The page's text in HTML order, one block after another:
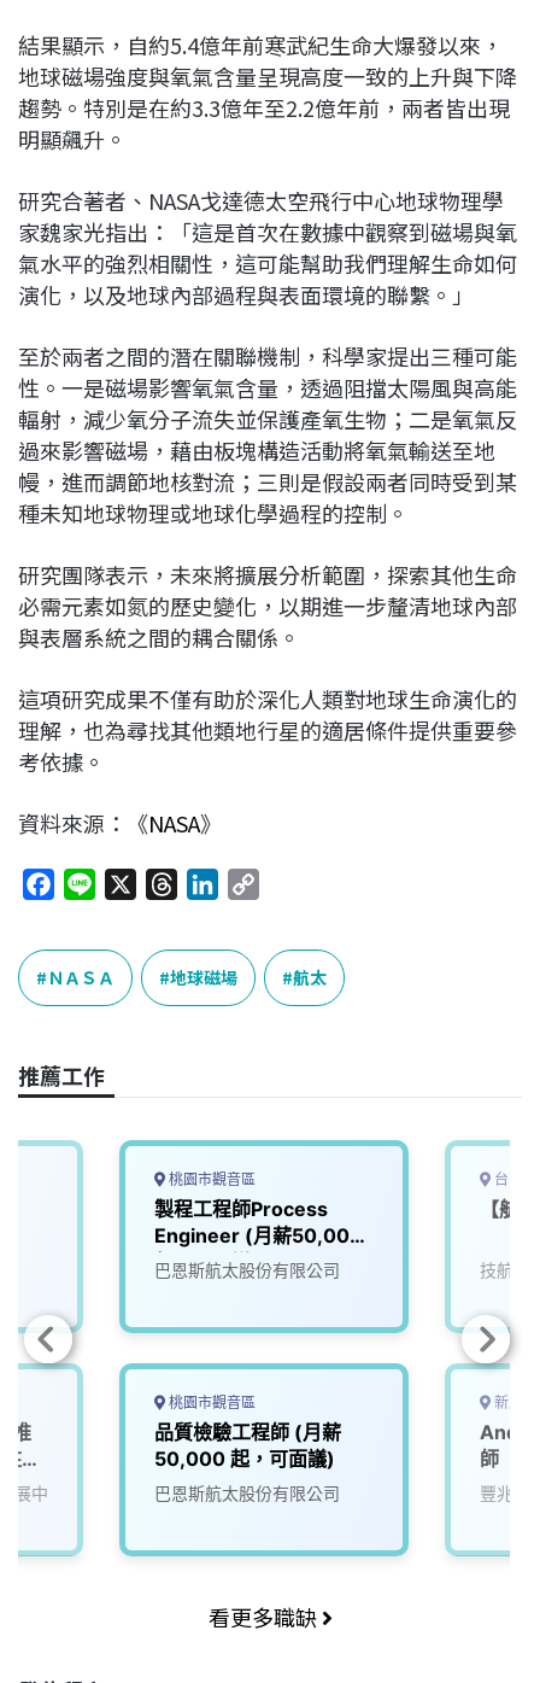
結果顯示，自約5.4億年前寒武紀生命大爆發以來，
地球磁場強度與氧氣含量呈現高度一致的上升與下降
趨勢。特別是在約3.3億年至2.2億年前，兩者皆出現
明顯飆升。
研究合著者、NASA戈達德太空飛行中心地球物理學
家魏家光指出：「這是首次在數據中觀察到磁場與氧
氣水平的強烈相關性，這可能幫助我們理解生命如何
演化，以及地球內部過程與表面環境的聯繫。」
至於兩者之間的潛在關聯機制，科學家提出三種可能
性。一是磁場影響氧氣含量，透過阻擋太陽風與高能
輻射，減少氧分子流失並保護產氧生物；二是氧氣反
過來影響磁場，藉由板塊構造活動將氧氣輸送至地
幔，進而調節地核對流；三則是假設兩者同時受到某
種未知地球物理或地球化學過程的控制。
研究團隊表示，未來將擴展分析範圍，探索其他生命
必需元素如氮的歷史變化，以期進一步釐清地球內部
與表層系統之間的耦合關係。
這項研究成果不僅有助於深化人類對地球生命演化的
理解，也為尋找其他類地行星的適居條件提供重要參
考依據。
資料來源：《NASA》
c
e
b
o
k
n
e
r
e
a
n
k
e
n
y
k
ＮＡＳＡ 地球磁場 航太
推薦工作
推
產
展中
桃園市觀音區
製程工程師Process
Engineer (月薪50,000
起，可面議)
巴恩斯航太股份有限公司
桃園市觀音區
品質檢驗工程師 (月薪
50,000 起，可面議)
巴恩斯航太股份有限公司
台南
【航
技航科
新北
師
豐兆航
看更多職缺